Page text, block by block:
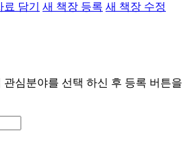
담기 새 책장 등록 새 책장 수정
관심분야를 선택 하신 후 등록 버튼을